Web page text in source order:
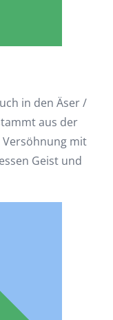
in den Äser /
aus der
Versöhnung mit
Geist und